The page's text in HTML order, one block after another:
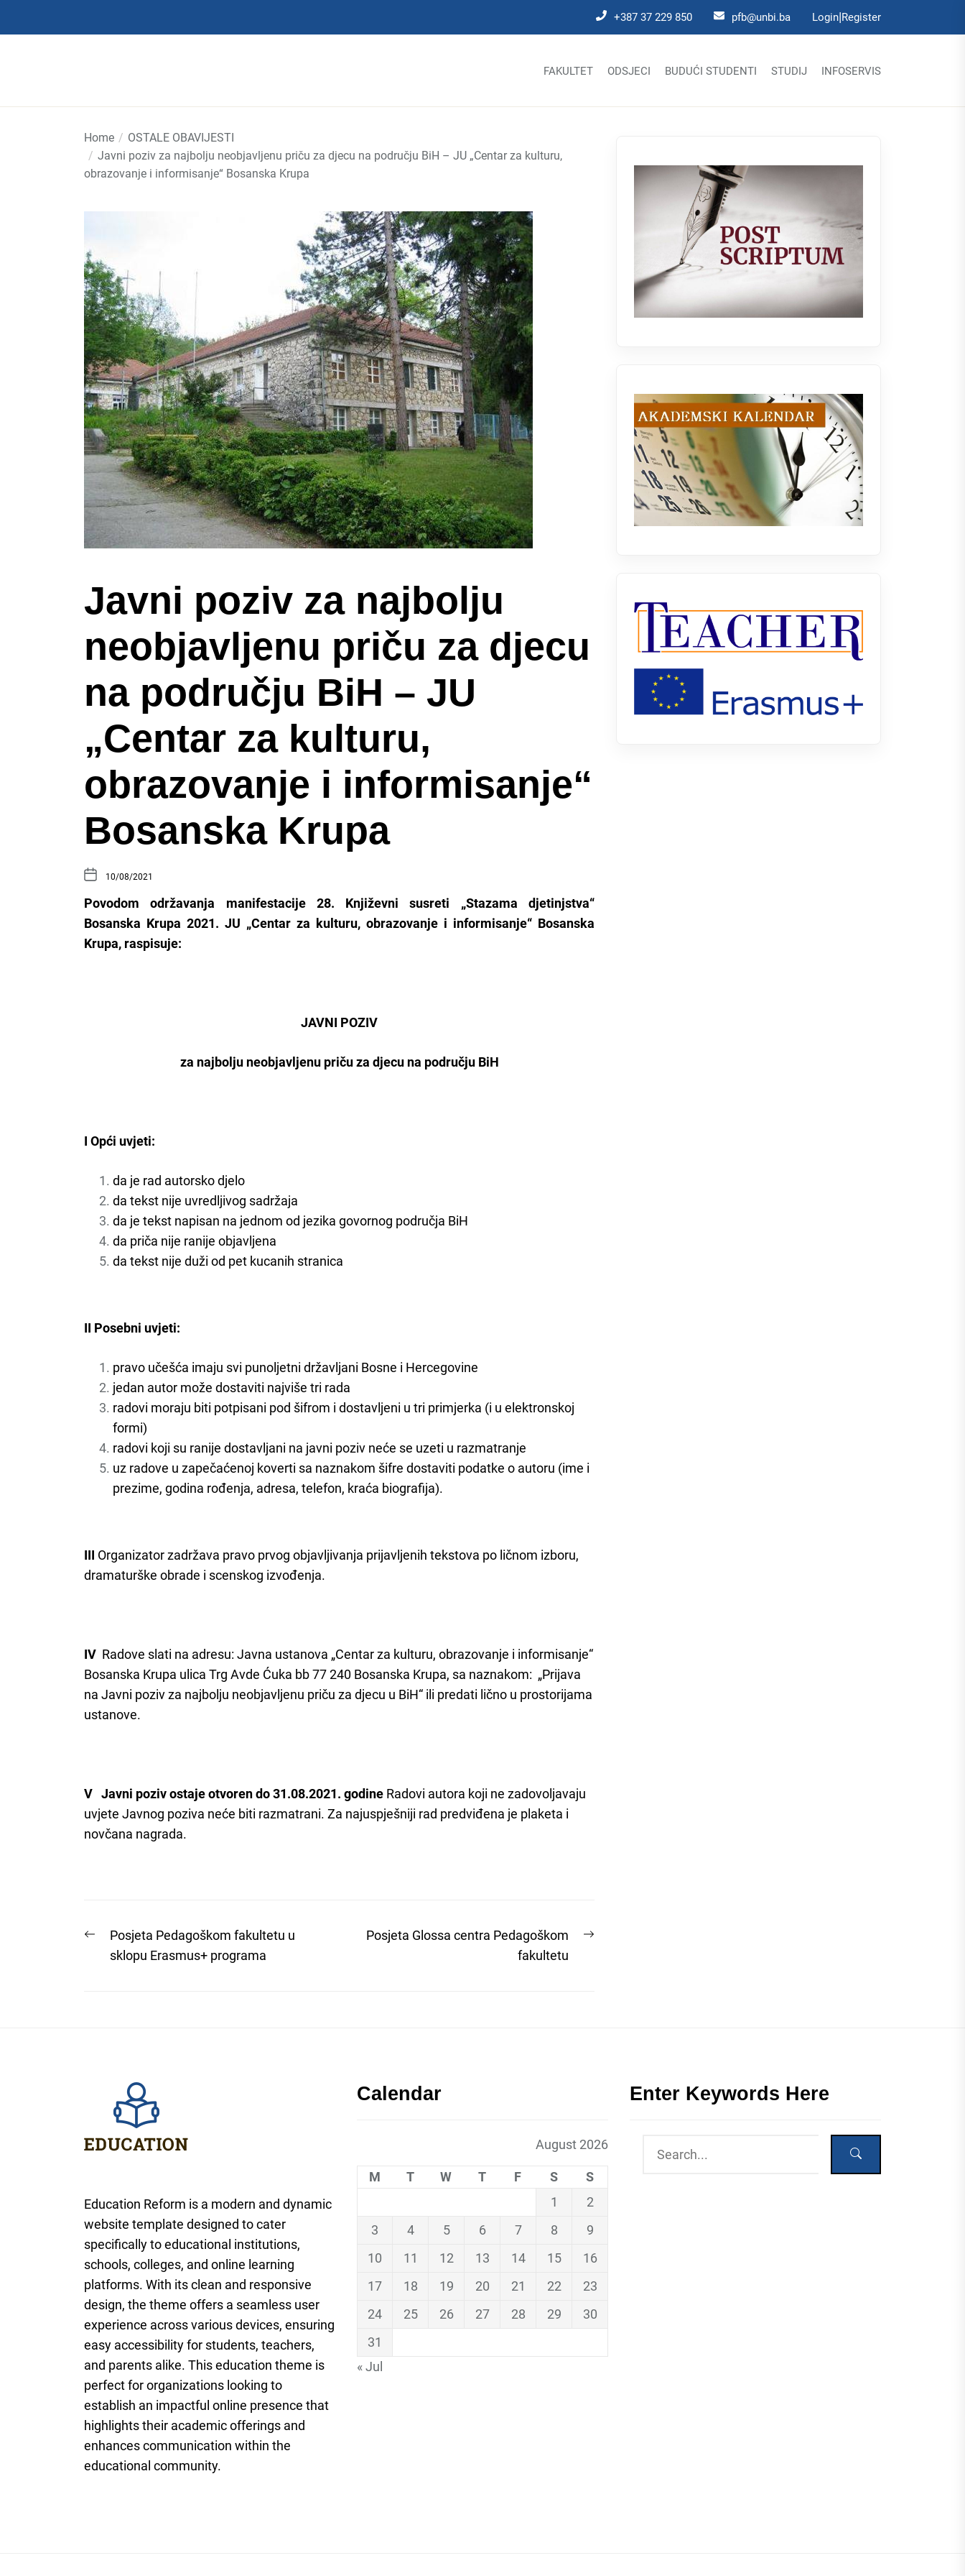
+387 37 229 850 pfb@unbi.ba Login|Register
FAKULTET ODSJECI BUDUĆI STUDENTI STUDIJ INFOSERVIS
Home
OSTALE OBAVIJESTI
Javni poziv za najbolju neobjavljenu priču za djecu na području BiH – JU „Centar za kulturu,
obrazovanje i informisanje“ Bosanska Krupa
Javni poziv za najbolju
neobjavljenu priču za djecu
na području BiH – JU
„Centar za kulturu,
obrazovanje i informisanje“
Bosanska Krupa
10/08/2021
Povodom održavanja manifestacije 28. Književni susreti „Stazama djetinjstva“
Bosanska Krupa 2021. JU „Centar za kulturu, obrazovanje i informisanje“ Bosanska
Krupa, raspisuje:
JAVNI POZIV
za najbolju neobjavljenu priču za djecu na području BiH
I Opći uvjeti:
da je rad autorsko djelo
da tekst nije uvredljivog sadržaja
da je tekst napisan na jednom od jezika govornog područja BiH
da priča nije ranije objavljena
da tekst nije duži od pet kucanih stranica
II Posebni uvjeti:
pravo učešća imaju svi punoljetni državljani Bosne i Hercegovine
jedan autor može dostaviti najviše tri rada
radovi moraju biti potpisani pod šifrom i dostavljeni u tri primjerka (i u elektronskoj
formi)
radovi koji su ranije dostavljani na javni poziv neće se uzeti u razmatranje
uz radove u zapečaćenoj koverti sa naznakom šifre dostaviti podatke o autoru (ime i
prezime, godina rođenja, adresa, telefon, kraća biografija).
III Organizator zadržava pravo prvog objavljivanja prijavljenih tekstova po ličnom izboru,
dramaturške obrade i scenskog izvođenja.
IV Radove slati na adresu: Javna ustanova „Centar za kulturu, obrazovanje i informisanje“
Bosanska Krupa ulica Trg Avde Ćuka bb 77 240 Bosanska Krupa, sa naznakom: „Prijava
na Javni poziv za najbolju neobjavljenu priču za djecu u BiH“ ili predati lično u prostorijama
ustanove.
V Javni poziv ostaje otvoren do 31.08.2021. godine Radovi autora koji ne zadovoljavaju
uvjete Javnog poziva neće biti razmatrani. Za najuspješniji rad predviđena je plaketa i
novčana nagrada.
Post
navigation
Previous
post:
Posjeta Pedagoškom fakultetu u
sklopu Erasmus+ programa
Next
Posjeta Glossa centra Pedagoškom
fakultetu
Education Reform is a modern and dynamic
website template designed to cater
specifically to educational institutions,
schools, colleges, and online learning
platforms. With its clean and responsive
design, the theme offers a seamless user
experience across various devices, ensuring
easy accessibility for students, teachers,
and parents alike. This education theme is
perfect for organizations looking to
establish an impactful online presence that
highlights their academic offerings and
enhances communication within the
educational community.
Calendar
August 2026
M T W T F S
S
1
2
3
4 5 6 7 8
9
10
11 12 13 14 15
16
17
18 19 20 21 22
23
24
25 26 27 28 29
30
31
« Jul
Enter Keywords Here